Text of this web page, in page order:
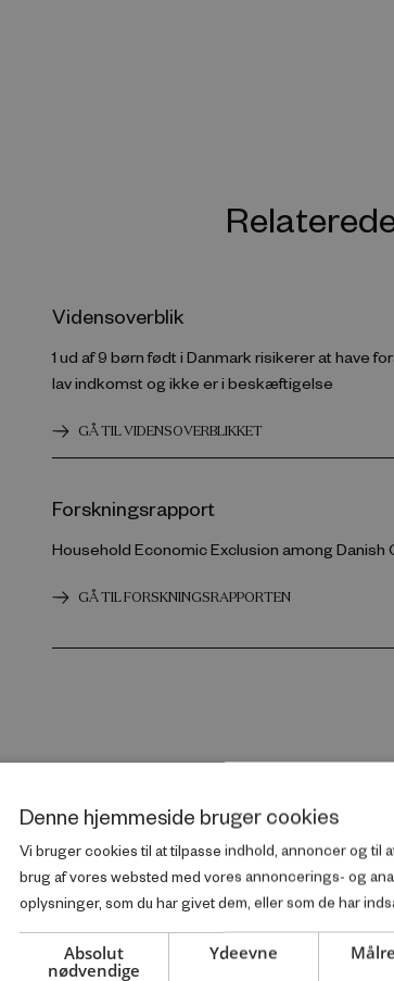
Vidensoverblik
1 ud af 9 børn født i Danmark risikerer at have
lav indkomst og ikke er i beskæftigelse
GÅ TIL VIDENSOVERBLIKKET
Forskningsrapport
Household Economic Exclusion among Danish
GÅ TIL FORSKNINGSRAPPORTEN
Denne hjemmeside bruger cookies
Vi bruger cookies til at tilpasse indhold, annoncer og til
brug af vores websted med vores annoncerings- og
oplysninger, som du har givet dem, eller som de har
Absolut
nødvendige
Ydeevne